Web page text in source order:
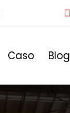
Caso Blog